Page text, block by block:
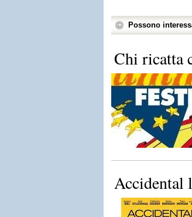
Possono
Chi ricatta
Accidental